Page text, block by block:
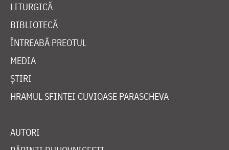
LITURGICĂ
BIBLIOTECĂ
ÎNTREABĂ PREOTUL
MEDIA
ȘTIRI
HRAMUL SFINTEI CUVIOASE PARASCHEVA
AUTORI